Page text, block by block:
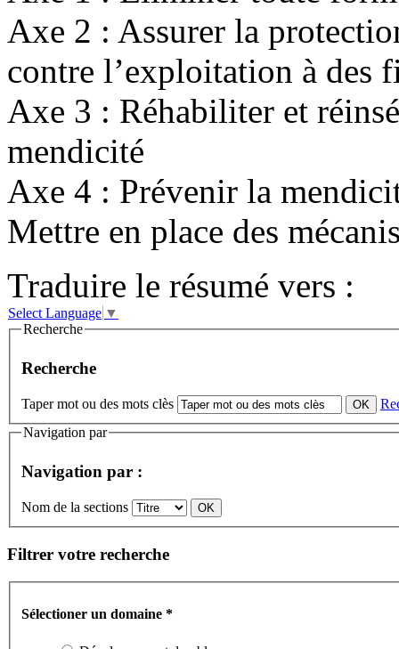
Axe 2 : Assurer la
contre l’exploitation à des
Axe 3 : Réhabiliter et
mendicité
Axe 4 : Prévenir la
Mettre en place des
Traduire le résumé vers :
Select Language ▼
Recherche
Recherche
Taper mot ou des mots clès
Navigation par
Navigation par :
Nom de la sections
Filtrer votre recherche
Sélectioner un domaine *